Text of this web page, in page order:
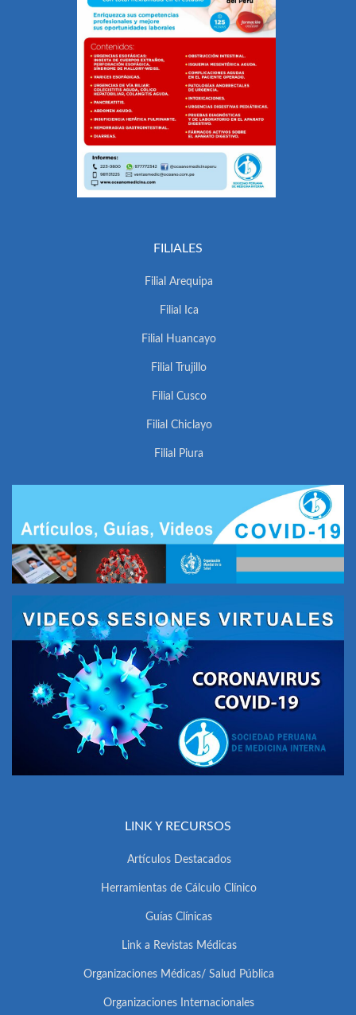
FILIALES
Filial Arequipa
Filial Ica
Filial Huancayo
Filial Trujillo
Filial Cusco
Filial Chiclayo
Filial Piura
LINK Y RECURSOS
Artículos Destacados
Herramientas de Cálculo Clínico
Guías Clínicas
Link a Revistas Médicas
Organizaciones Médicas/ Salud Pública
Organizaciones Internacionales